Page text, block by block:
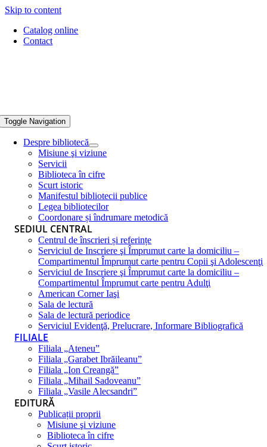
Skip to content
Catalog online
Contact
Toggle Navigation
Despre bibliotecă
Misiune şi viziune
Servicii
Biblioteca în cifre
Scurt istoric
Manifestul bibliotecii publice
Legea bibliotecilor
Coordonare și îndrumare metodică
SEDIUL CENTRAL
Centrul de înscrieri și referințe
Serviciul de Inscriere şi Împrumut carte la domiciliu –
Compartimentul Împrumut carte pentru Copii şi Adolescenţi
Serviciul de Inscriere şi Împrumut carte la domiciliu –
Compartimentul Împrumut carte pentru Adulţi
American Corner Iaşi
Sala de lectură
Sala de lectură periodice
Serviciul Evidenţă, Prelucrare, Informare Bibliografică
FILIALE
Filiala „Ateneu”
Filiala „Garabet Ibrăileanu”
Filiala „Ion Creangă”
Filiala „Mihail Sadoveanu”
Filiala „Vasile Alecsandri”
EDITURĂ
Publicații proprii
Misiune şi viziune
Biblioteca în cifre